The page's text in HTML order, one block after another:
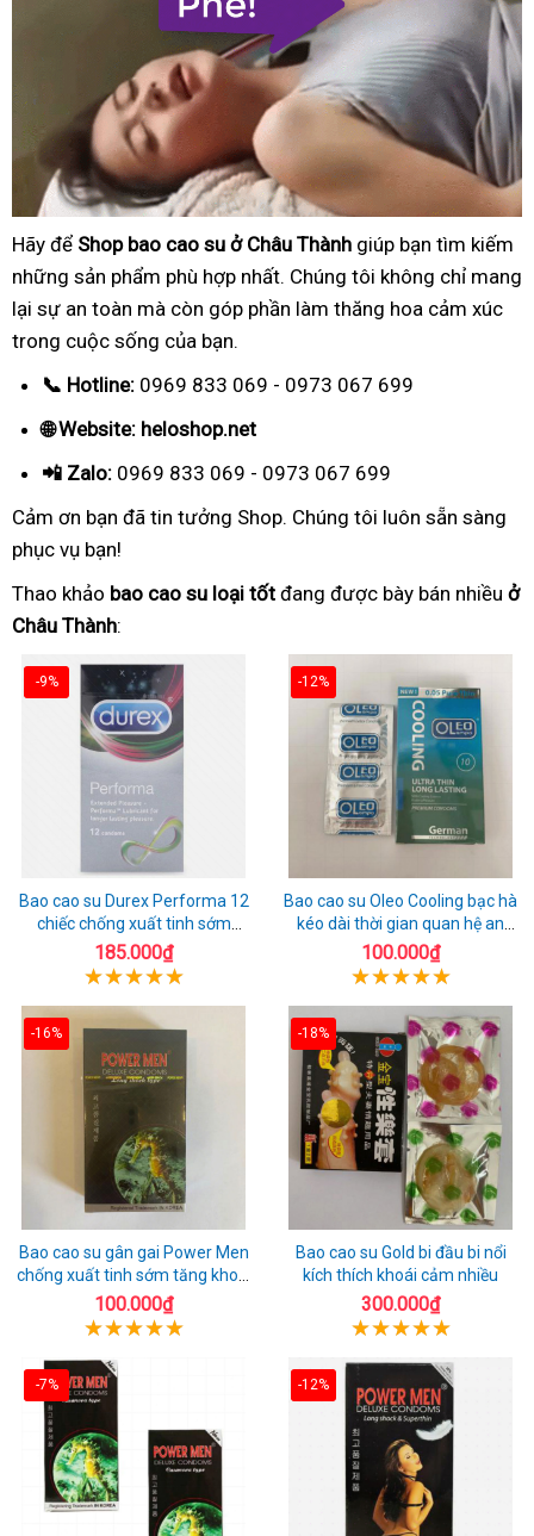
Hãy để Shop bao cao su ở Châu Thành giúp bạn tìm kiếm
những sản phẩm phù hợp nhất. Chúng tôi không chỉ mang
lại sự an toàn mà còn góp phần làm thăng hoa cảm xúc
trong cuộc sống của bạn.
📞 Hotline: 0969 833 069 - 0973 067 699
🌐 Website: heloshop.net
📲 Zalo: 0969 833 069 - 0973 067 699
Cảm ơn bạn đã tin tưởng Shop. Chúng tôi luôn sẵn sàng
phục vụ bạn!
Thao khảo bao cao su loại tốt đang được bày bán nhiều ở
Châu Thành:
-9%
Bao cao su Durex Performa 12
chiếc chống xuất tinh sớm
chuẩn Thái Lan
185.000₫
-12%
Bao cao su Oleo Cooling bạc hà
kéo dài thời gian quan hệ an
toàn
100.000₫
-16%
Bao cao su gân gai Power Men
chống xuất tinh sớm tăng khoái
cảm
100.000₫
-18%
Bao cao su Gold bi đầu bi nổi
kích thích khoái cảm nhiều
300.000₫
-7% -12%